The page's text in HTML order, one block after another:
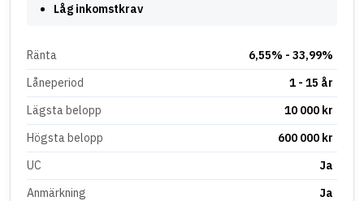
Låg inkomstkrav
Ränta
6,55% - 33,99%
Låneperiod
1 - 15 år
Lägsta belopp
10 000 kr
Högsta belopp
600 000 kr
UC
Ja
Anmärkning
Ja